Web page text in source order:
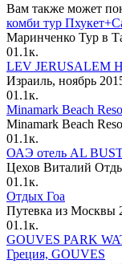
Вам также может
комби тур
Маринченко Тур в
01.1к.
LEV JERUSALEM
Израиль, ноябрь
01.1к.
Minamark Beach
Minamark Beach
01.1к.
ОАЭ отель AL
Цехов Виталий
01.1к.
Отдых Гоа
Путевка из
01.1к.
GOUVES PARK
Греция, GOUVES